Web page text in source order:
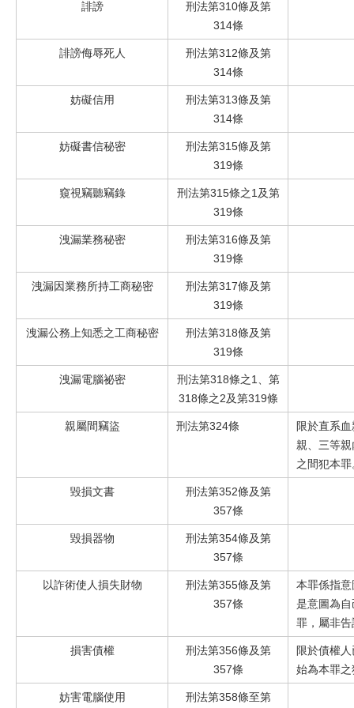
誹謗 刑法第310條及第
314條
誹謗侮辱死人 刑法第312條及第
314條
妨礙信用 刑法第313條及第
314條
妨礙書信秘密 刑法第315條及第
319條
窺視竊聽竊錄 刑法第315條之1及第
319條
洩漏業務秘密 刑法第316條及第
319條
洩漏因業務所持工商秘密 刑法第317條及第
319條
洩漏公務上知悉之工商秘密 刑法第318條及第
319條
洩漏電腦祕密 刑法第318條之1、第
318條之2及第319條
親屬間竊盜 刑法第324條
限於直系
親、三等
之間犯本罪
毀損文書 刑法第352條及第
357條
毀損器物 刑法第354條及第
357條
以詐術使人損失財物 刑法第355條及第
357條
本罪係指
是意圖為
罪，屬非
損害債權 刑法第356條及第
357條
限於債權
始為本罪
妨害電腦使用 刑法第358條至第